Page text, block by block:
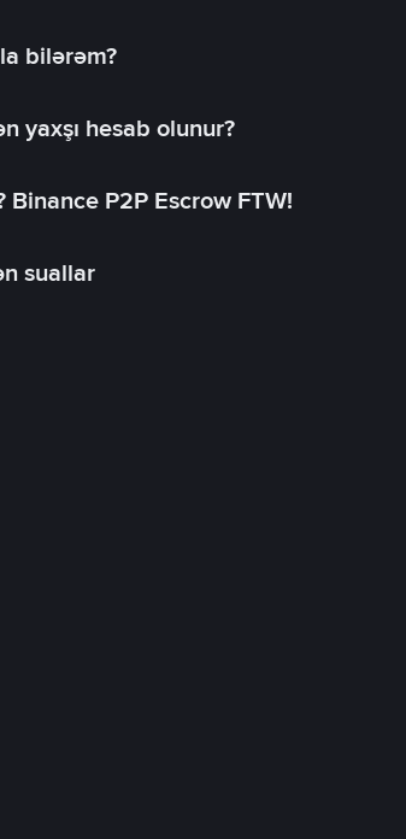
bilərəm?
yaxşı hesab olunur?
Binance P2P Escrow FTW!
suallar